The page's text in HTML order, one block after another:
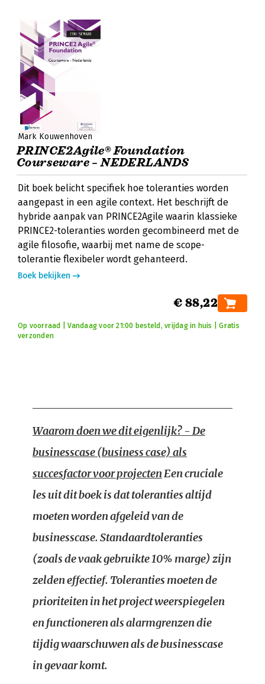
Mark Kouwenhoven
PRINCE2Agile® Foundation
Courseware – NEDERLANDS
Dit boek belicht specifiek hoe toleranties worden
aangepast in een agile context. Het beschrijft de
hybride aanpak van PRINCE2Agile waarin klassieke
PRINCE2-toleranties worden gecombineerd met de
agile filosofie, waarbij met name de scope-
tolerantie flexibeler wordt gehanteerd.
Boek bekijken
€ 88,22
Op voorraad | Vandaag voor 21:00 besteld, vrijdag in huis | Gratis
verzonden
Waarom doen we dit eigenlijk? - De
businesscase (business case) als
succesfactor voor projectenEen cruciale
les uit dit boek is dat toleranties altijd
moeten worden afgeleid van de
businesscase. Standaardtoleranties
(zoals de vaak gebruikte 10% marge) zijn
zelden effectief. Toleranties moeten de
prioriteiten in het project weerspiegelen
en functioneren als alarmgrenzen die
tijdig waarschuwen als de businesscase
in gevaar komt.